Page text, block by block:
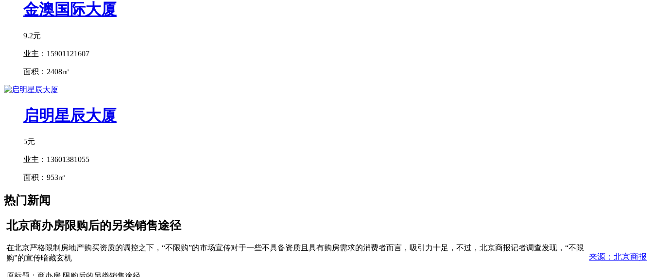
金澳国际大厦
9.2元
业主： 15901121607
面积： 2408㎡
启明星辰大厦
5元
业主： 13601381055
面积： 953㎡
热门新闻
北京商办房限购后的另类销售途径
来源：北京商报
在北京严格限制房地产购买资质的调控之下，“不限购”的市场宣传对于一些不具备资质且具有购房需求的消费者而言，吸引力十足，不过，北京商报记者调查发现，“不限
购”的宣传暗藏玄机